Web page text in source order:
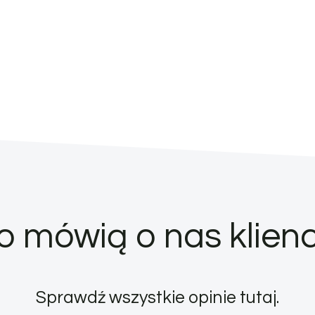
mówią o nas
Sprawdź wszystkie opinie tutaj.